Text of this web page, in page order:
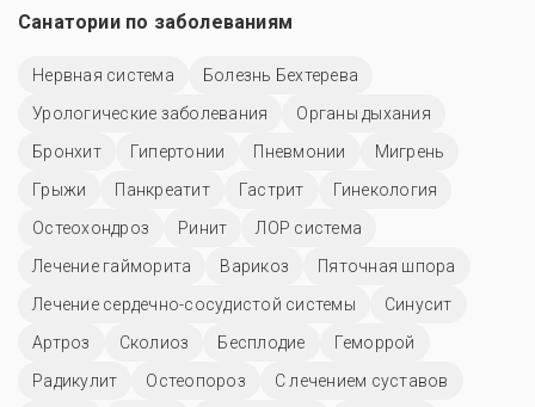
Санатории по заболеваниям
Нервная система
Болезнь Бехтерева
Урологические заболевания
Органы дыхания
Бронхит
Гипертонии Пневмонии
Мигрень
Грыжи
Панкреатит Гастрит
Гинекология
Остеохондроз
Ринит
ЛОР система
Лечение гайморита
Варикоз
Пяточная шпора
Лечение сердечно-сосудистой системы
Синусит
Артроз
Сколиоз Бесплодие
Геморрой
Радикулит
Остеопороз
С лечением суставов